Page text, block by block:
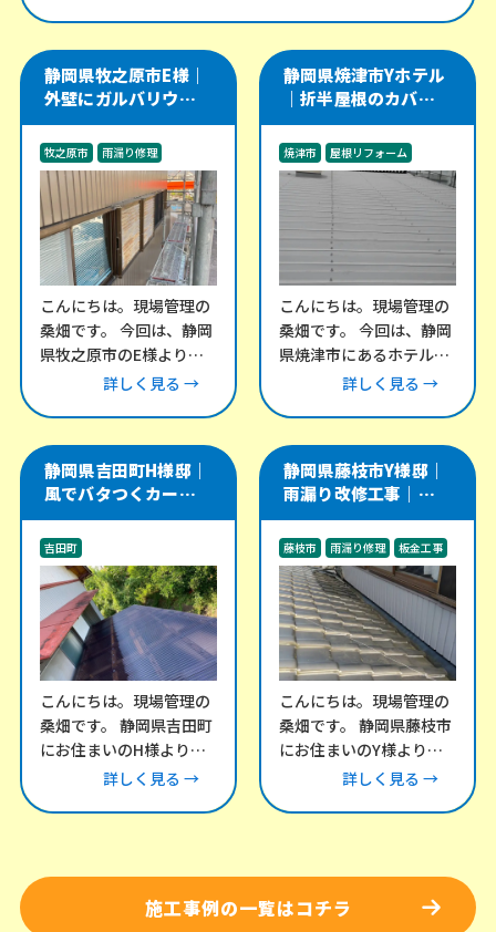
静岡県牧之原市E様｜
外壁にガルバリウム角
波を施工し、軒天・雨
樋・雨戸戸袋も改修
牧之原市
雨漏り修理
外装工事
こんにちは。現場管理の
桑畑です。 今回は、静岡
県牧之原市のE様より、
外壁のメンテナンスにつ
詳しく見る →
静岡県焼津市Yホテル
｜折半屋根のカバー工
法をやり直し、雨漏り
リスクを改善した施工
事例
焼津市
屋根リフォーム
雨漏り修理
こんにちは。現場管理の
桑畑です。 今回は、静岡
県焼津市にあるホテル棟
にて、折半屋根の改修工
詳しく見る →
静岡県吉田町H様邸｜
風でバタつくカーポー
ト・テラス屋根の波板
交換工事
吉田町
その他のリフォーム工事
外構工事
こんにちは。現場管理の
桑畑です。 静岡県吉田町
にお住まいのH様より、
「風が強い日にカーポー
詳しく見る →
静岡県藤枝市Y様邸｜
雨漏り改修工事｜瓦屋
根と谷樋・外壁取り合
い部を板金で補修
藤枝市 雨漏り修理 板金工事
こんにちは。現場管理の
桑畑です。 静岡県藤枝市
にお住まいのY様より、
雨漏りについてお問い合
詳しく見る →
施工事例の一覧はコチラ